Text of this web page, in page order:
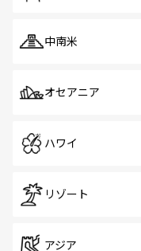
中南米
オセアニア
ハワイ
リゾート
アジア